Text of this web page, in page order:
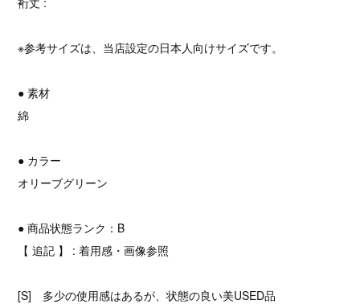
※参考サイズは、当店設定の日本人向けサイズです。
● 素材
綿
● カラー
オリーブグリーン
● 商品状態ランク：B
【 追記 】 : 着用感・画像参照
[S] 多少の使用感はあるが、状態の良い美USED品